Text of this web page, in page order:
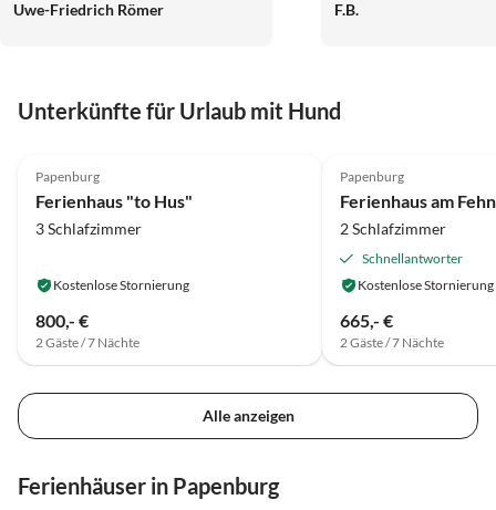
man etwas die Hecken und Bäume
noch grün aber später wenn sie reif
Und für Hundepfoten gefährlich
jegliche Stiche. Ansonsten waren
wir sehr zufrieden mit dem
wieder Frau Meyer. Uwe & Ramona
Uwe-Friedrich Römer
Ferienhaus auch
Buchung so gut
wiederkommen!
F.B.
Unterkünfte für Urlaub mit Hund
Papenburg
Ferienhaus "to Hus"
3 Schlafzimmer
Kostenlose Stornierung
800,- €
2 Gäste / 7 Nächte
Papenburg
Ferienhaus am Fehn
2 Schlafzimmer
Schnellantworter
Kostenlose Stornierung
665,- €
2 Gäste / 7 Nächte
Alle anzeigen
Ferienhäuser in Papenburg